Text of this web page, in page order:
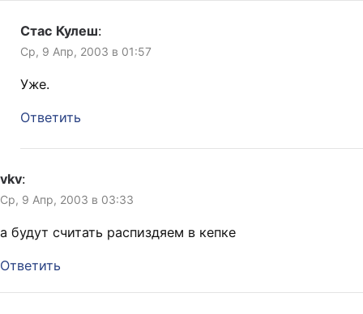
Стас Кулеш:
Ср, 9 Апр, 2003 в 01:57
Уже.
Ответить
vkv:
Ср, 9 Апр, 2003 в 03:33
а будут считать распиздяем в кепке
Ответить